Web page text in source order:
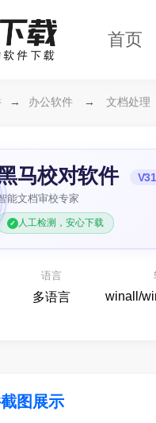
首页
→ 办公软件 → 文档处理
马校对软件
能文档审校专家
人工检测，安心下载
语言
多语言 winall/
图展示